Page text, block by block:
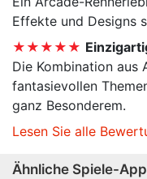
Effekte und Designs
★★★★★
Die Kombination aus
fantasievollen
ganz Besonderem.
Lesen Sie alle
Ähnliche Spiele-